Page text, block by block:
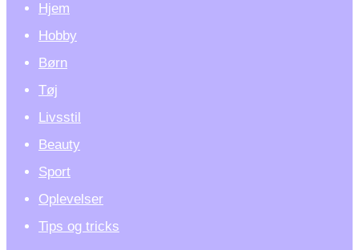
Hjem
Hobby
Børn
Tøj
Livsstil
Beauty
Sport
Oplevelser
Tips og tricks